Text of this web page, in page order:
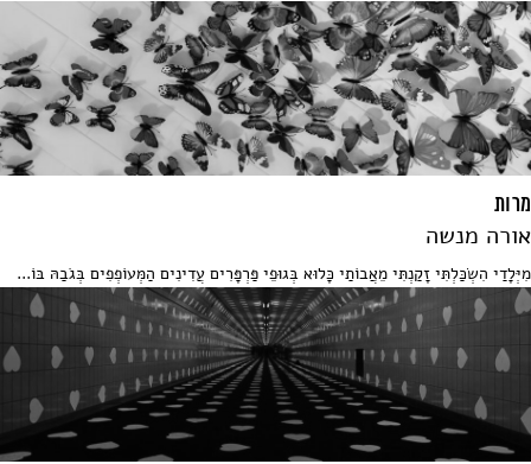
מרות
אורה מנשה
מִיְּלָדַי הִשְׂכַּלְתִּי זָקַנְתִּי מֵאֲבוֹתַי כָּלוּא בְּגוּפֵי פַּרְפָּרִים עֲדִינִים הַמְּעוֹפְפִים בְּגֹבַהּ בּוֹ...